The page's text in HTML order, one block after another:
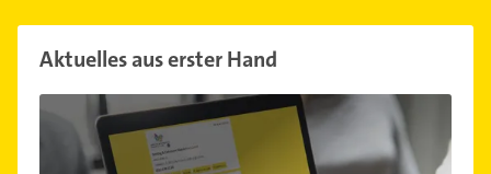
Aktuelles aus erster Hand